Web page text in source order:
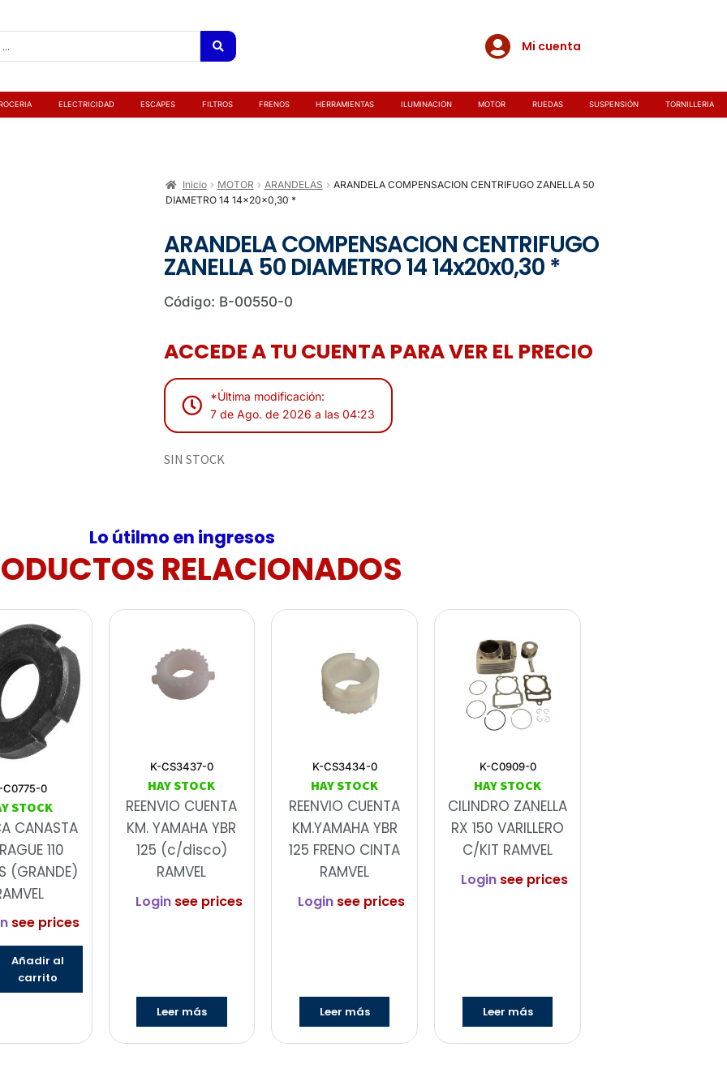
Mi cuenta
ELECTRICIDAD ESCAPES FILTROS FRENOS HERRAMIENTAS ILUMINACION MOTOR RUEDAS SUSPENSIÓN TORNILLERIA
Inicio MOTOR ARANDELAS
ARANDELA COMPENSACION CENTRIFUGO ZANELLA 50
DIAMETRO 14 14x20x0,30 *
ARANDELA COMPENSACION CENTRIFUGO
ZANELLA 50 DIAMETRO 14 14x20x0,30 *
Código: B-00550-0
ACCEDE A TU CUENTA PARA VER EL PRECIO
*Última modificación:
7 de Ago. de 2026 a las 04:23
SIN STOCK
Lo útilmo en ingresos
RELACIONADOS
C0775-0
STOCK
CANASTA
110
(GRANDE)
see prices
Añadir al
carrito
K-CS3437-0
HAY STOCK
REENVIO CUENTA
KM. YAMAHA YBR
125 (c/disco)
RAMVEL
Loginsee prices
Leer más
K-CS3434-0
HAY STOCK
REENVIO CUENTA
KM.YAMAHA YBR
125 FRENO CINTA
RAMVEL
Login see prices
Leer más
K-C0909-0
HAY STOCK
CILINDRO ZANELLA
RX 150 VARILLERO
C/KIT RAMVEL
Login see prices
Leer más